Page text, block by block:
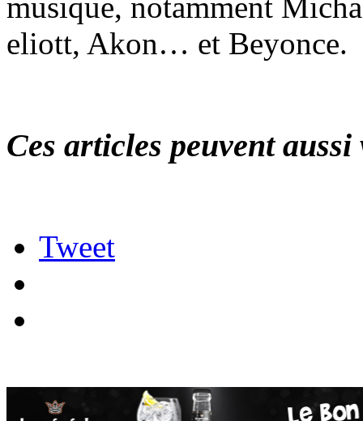
eliott, Akon… et Beyonce.
Ces articles peuvent
Tweet